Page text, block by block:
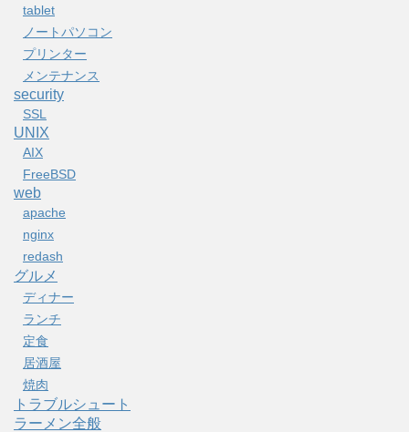
tablet
ノートパソコン
プリンター
メンテナンス
security
SSL
UNIX
AIX
FreeBSD
web
apache
nginx
redash
グルメ
ディナー
ランチ
定食
居酒屋
焼肉
トラブルシュート
ラーメン全般